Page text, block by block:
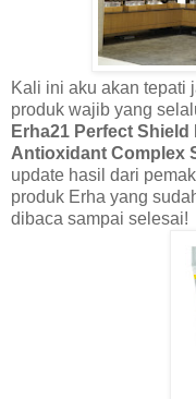
Kali ini aku akan tepati
produk wajib yang
Erha21 Perfect Shield
Antioxidant Complex
update hasil dari
produk Erha yang
dibaca sampai selesai!